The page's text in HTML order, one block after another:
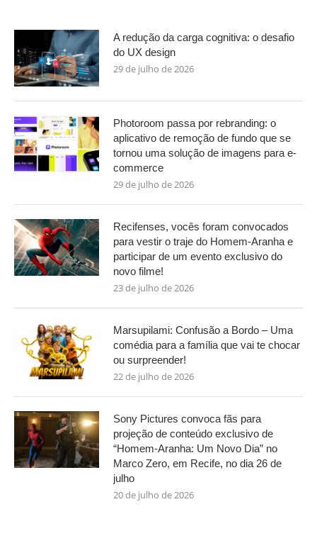
A redução da carga cognitiva: o desafio
do UX design
29 de julho de 2026
Photoroom passa por rebranding: o
aplicativo de remoção de fundo que se
tornou uma solução de imagens para e-
commerce
29 de julho de 2026
Recifenses, vocês foram convocados
para vestir o traje do Homem-Aranha e
participar de um evento exclusivo do
novo filme!
23 de julho de 2026
Marsupilami: Confusão a Bordo – Uma
comédia para a família que vai te chocar
ou surpreender!
22 de julho de 2026
Sony Pictures convoca fãs para
projeção de conteúdo exclusivo de
“Homem-Aranha: Um Novo Dia” no
Marco Zero, em Recife, no dia 26 de
julho
20 de julho de 2026